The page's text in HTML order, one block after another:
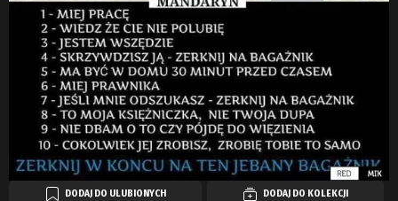
DODAJ DO ULUBIONYCH DODAJ DO KOLEKCJI